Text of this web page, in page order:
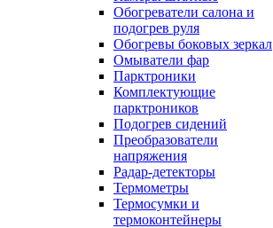
Обогреватели салона и
подогрев руля
Обогревы боковых зеркал
Омыватели фар
Парктроники
Комплектующие
парктроников
Подогрев сидений
Преобразователи
напряжения
Радар-детекторы
Термометры
Термосумки и
термоконтейнеры